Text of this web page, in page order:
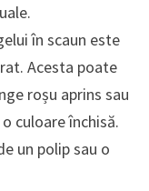
în scaun este
Acesta poate
roșu aprins sau
culoare închisă.
un polip sau o